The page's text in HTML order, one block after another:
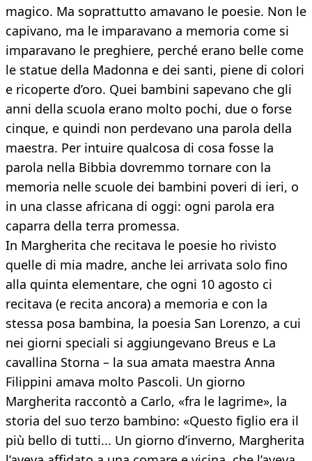
magico. Ma soprattutto amavano le poesie. Non le
capivano, ma le imparavano a memoria come si
imparavano le preghiere, perché erano belle come
le statue della Madonna e dei santi, piene di colori
e ricoperte d’oro. Quei bambini sapevano che gli
anni della scuola erano molto pochi, due o forse
cinque, e quindi non perdevano una parola della
maestra. Per intuire qualcosa di cosa fosse la
parola nella Bibbia dovremmo tornare con la
memoria nelle scuole dei bambini poveri di ieri, o
in una classe africana di oggi: ogni parola era
caparra della terra promessa.
In Margherita che recitava le poesie ho rivisto
quelle di mia madre, anche lei arrivata solo fino
alla quinta elementare, che ogni 10 agosto ci
recitava (e recita ancora) a memoria e con la
stessa posa bambina, la poesia San Lorenzo, a cui
nei giorni speciali si aggiungevano Breus e La
cavallina Storna – la sua amata maestra Anna
Filippini amava molto Pascoli. Un giorno
Margherita raccontò a Carlo, «fra le lagrime», la
storia del suo terzo bambino: «Questo figlio era il
più bello di tutti... Un giorno d’inverno, Margherita